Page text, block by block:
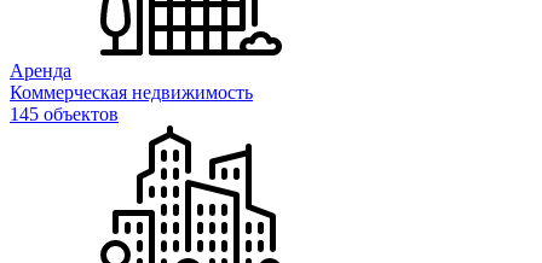
Аренда
Коммерческая недвижимость
145 объектов